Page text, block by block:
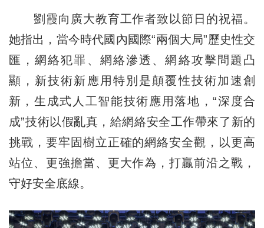
劉霞向廣大教育工作者致以節日的祝福。
她指出，當今時代國內國際“兩個大局”歷史性交
匯，網絡犯罪、網絡滲透、網絡攻擊問題凸
顯，新技術新應用特別是顛覆性技術加速創
新，生成式人工智能技術應用落地，“深度合
成”技術以假亂真，給網絡安全工作帶來了新的
挑戰，要牢固樹立正確的網絡安全觀，以更高
站位、更強擔當、更大作為，打贏前沿之戰，
守好安全底線。